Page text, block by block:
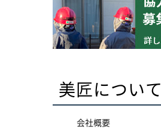
美匠について
会社概要